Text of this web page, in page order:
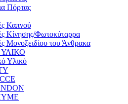
Πόρτας
Καπνού
Κίνησης/Φωτοκύταρρα
Μονοξειδίου του Άνθρακα
Υλικό